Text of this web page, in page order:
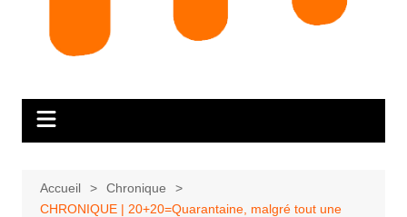
Accueil
Chronique
CHRONIQUE | 20+20=Quarantaine, malgré tout une